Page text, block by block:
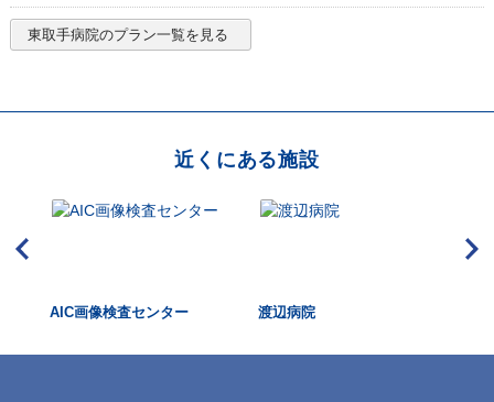
東取手病院のプラン一覧を見る
近くにある施設
AIC画像検査センター 渡辺病院